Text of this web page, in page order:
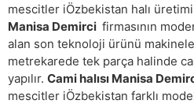
mescitler iÖzbekistan halı üretimi
Manisa Demirci firmasının
alan son teknoloji ürünü
metrekarede tek parça halinde
yapılır. Cami halısı Manisa
mescitler iÖzbekistan farklı